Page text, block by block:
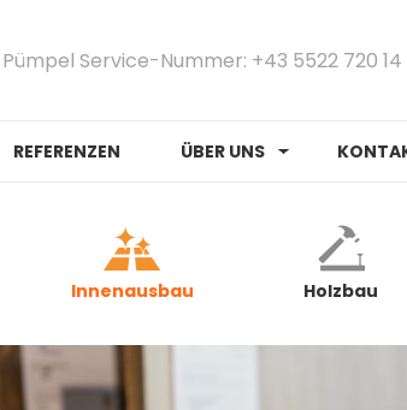
Pümpel Service-Nummer: +43 5522 720 14
REFERENZEN ÜBER UNS
Innenausbau Holzbau